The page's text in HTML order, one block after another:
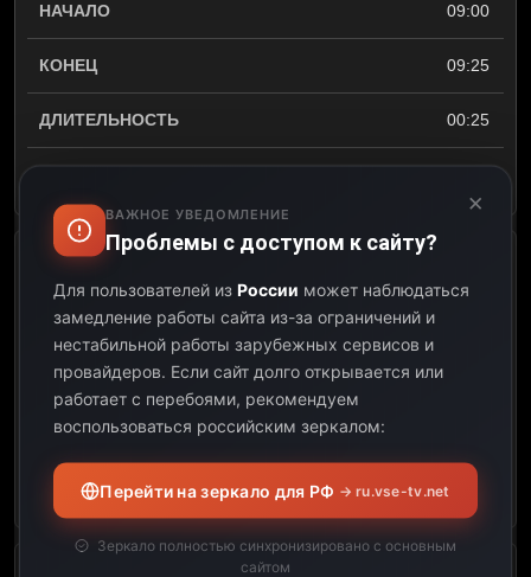
09:00
09:25
00:25
Открыть описание
×
ВАЖНОЕ УВЕДОМЛЕНИЕ
Проблемы с доступом к сайту?
Для пользователей из России может наблюдаться
замедление работы сайта из-за ограничений и
нестабильной работы зарубежных сервисов и
провайдеров. Если сайт долго открывается или
работает с перебоями, рекомендуем
воспользоваться российским зеркалом:
Перейти на зеркало для РФ → ru.vse-tv.net
Зеркало полностью синхронизировано с основным
сайтом